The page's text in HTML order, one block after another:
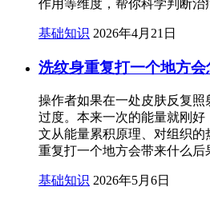
作用等维度，帮你科学判断治
基础知识 2026年4月21日
洗纹身重复打一个地方会
操作者如果在一处皮肤反复
过度。本来一次的能量就刚
文从能量累积原理、对组织
重复打一个地方会带来什么后
基础知识 2026年5月6日